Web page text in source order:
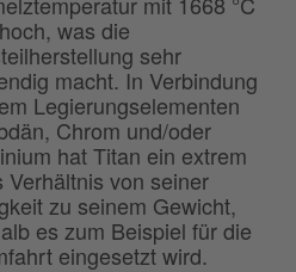
was die
sehr
macht. In Verbindung
Legierungselementen
Chrom und/oder
hat Titan ein extrem
Verhältnis von seiner
zu seinem Gewicht,
es zum Beispiel für die
eingesetzt wird.